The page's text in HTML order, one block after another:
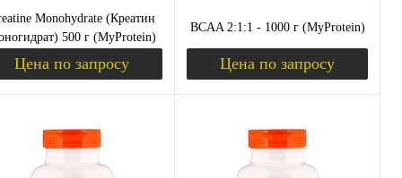
Monohydrate (Креатин
500 г (MyProtein)
Цена по запросу
в 1 клик
Сравнение
BCAA 2:1:1 - 1000 г (MyProtein)
Цена по запросу
Купить в 1 клик
Сравнение